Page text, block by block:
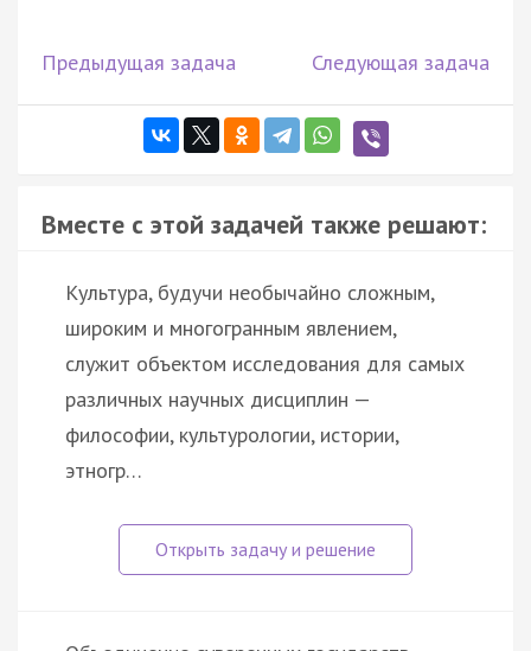
Предыдущая задача Следующая задача
Вместе с этой задачей также решают:
Культура, будучи необычайно сложным,
широким и многогранным явлением,
служит объектом исследования для самых
различных научных дисциплин —
философии, культурологии, истории,
этногр…